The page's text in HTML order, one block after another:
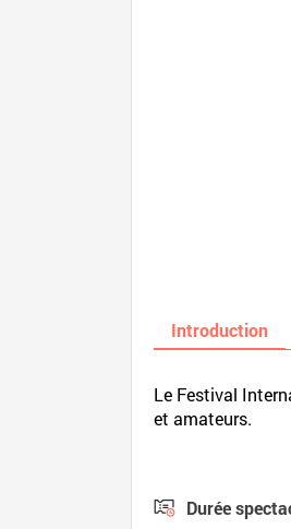
Introduction
Le Festival
et amateurs.
Durée